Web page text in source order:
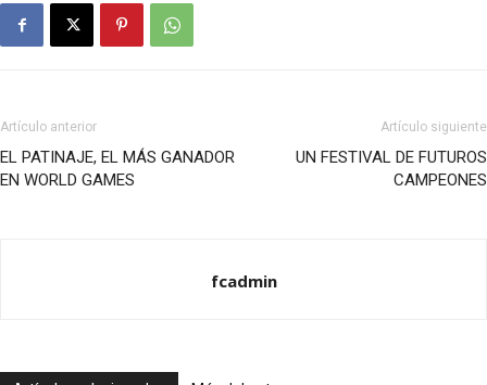
Artículo anterior
EL PATINAJE, EL MÁS GANADOR
EN WORLD GAMES
Artículo siguiente
UN FESTIVAL DE FUTUROS
CAMPEONES
fcadmin